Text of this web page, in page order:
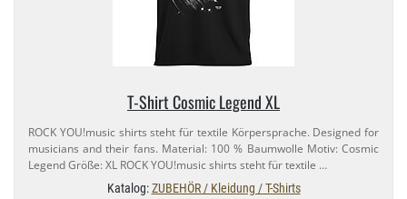
T-​Shirt Cosmic Legend XL
ROCK YOU!music shirts steht für textile Körpersprache. Designed for
musicians and their fans. Material: 100 % Baumwolle Motiv: Cosmic
Legend Größe: XL ROCK YOU!music shirts steht für textile …
Katalog:ZUBEHÖR / Kleidung / T-Shirts